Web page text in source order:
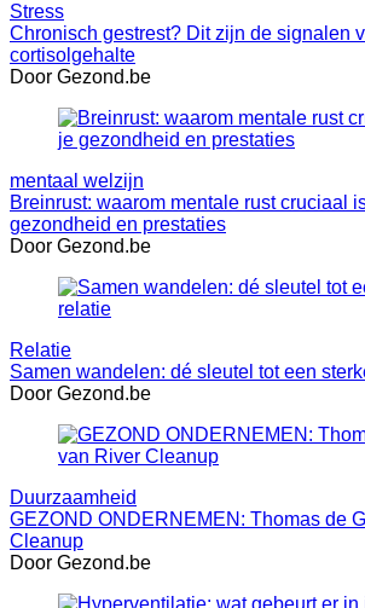
Stress
Chronisch gestrest? Dit zijn de signalen
cortisolgehalte
Door Gezond.be
mentaal welzijn
Breinrust: waarom mentale rust cruciaal
gezondheid en prestaties
Door Gezond.be
Relatie
Samen wandelen: dé sleutel tot een
Door Gezond.be
Duurzaamheid
GEZOND ONDERNEMEN: Thomas de
Cleanup
Door Gezond.be